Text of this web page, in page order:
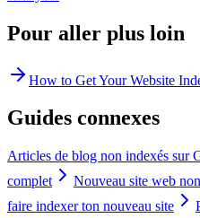
Pour aller plus loin
How to Get Your Website
Guides connexes
Articles de blog non indexés sur
complet
Nouveau site web
faire indexer ton nouveau site